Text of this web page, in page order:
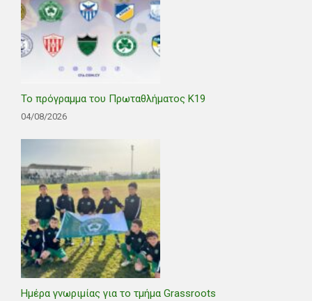
Το πρόγραμμα του Πρωταθλήματος Κ19
04/08/2026
Ημέρα γνωριμίας για το τμήμα Grassroots